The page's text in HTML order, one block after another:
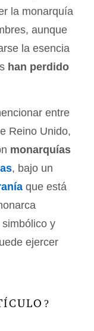
la monarquía
aunque
la esencia
han perdido
entre
Reino Unido,
monarquías
, bajo un
que está
y
ejercer
?